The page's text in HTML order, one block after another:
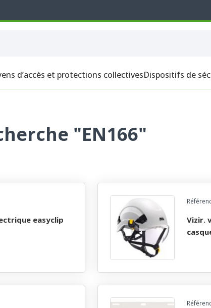
d’accès et protections collectivesDispositifs de
"EN166"
vizir. visiere de protection incolore easyclip pour